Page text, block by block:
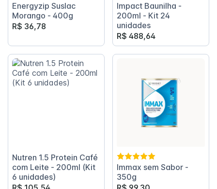
Energyzip Suslac
Morango - 400g
R$ 36,78
Impact Baunilha -
200ml - Kit 24
unidades
R$ 488,64
Nutren 1.5 Protein Café
com Leite - 200ml (Kit
6 unidades)
Immax sem Sabor -
350g